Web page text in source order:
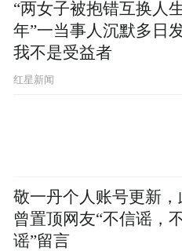
“两女子被抱错互换人
年”一当事人沉默多日
我不是受益者
红星新闻
敬一丹个人账号更新，
曾置顶网友“不信谣，
谣”留言